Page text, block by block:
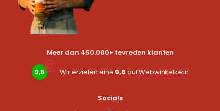
Meer dan 450.000+ tevreden klanten
9,6 Wir erzielen eine 9,6 aufWebwinkelkeur
Socials